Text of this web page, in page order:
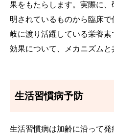
果をもたらします。実際に
明されているものから臨床
岐に渡り活躍している栄養
効果について、メカニズムと
生活習慣病予防
生活習慣病は加齢に沿って